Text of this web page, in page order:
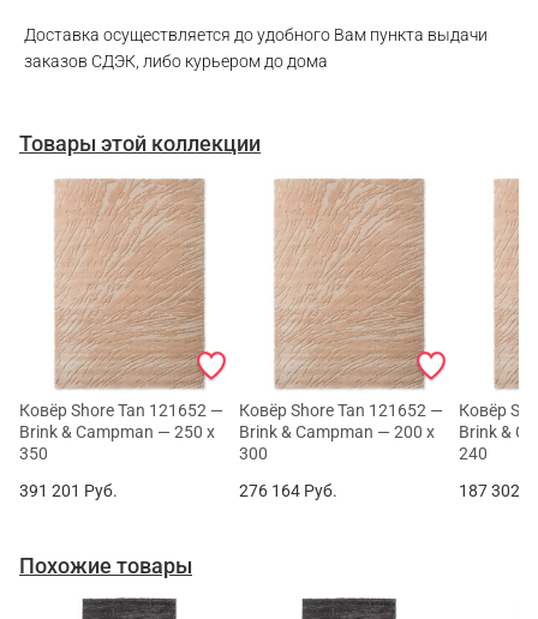
Доставка осуществляется до удобного Вам пункта выдачи
заказов СДЭК, либо курьером до дома
Товары этой коллекции
Ковёр Shore Tan 121652 —
Brink & Campman — 250 x
350
391 201 Руб.
Ковёр Shore Tan 121652 —
Brink & Campman — 200 x
300
276 164 Руб.
Ковёр
Brink &
240
187 302
Похожие товары
Telegram